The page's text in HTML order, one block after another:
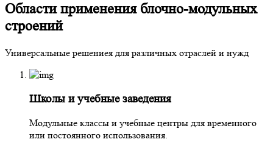
Области применения блочно-модульных
строений
Универсальные решениея для различных отраслей и нужд
Школы и учебные заведения
Модульные классы и учебные центры для временного
или постоянного использования.